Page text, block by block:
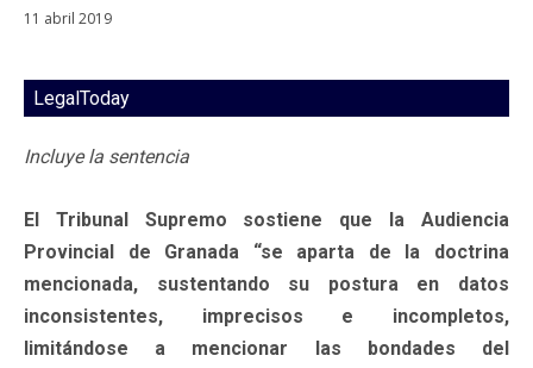
11 abril 2019
LegalToday
Incluye la sentencia
El Tribunal Supremo sostiene que la Audiencia
Provincial de Granada “se aparta de la doctrina
mencionada, sustentando su postura en datos
inconsistentes, imprecisos e incompletos,
limitándose a mencionar las bondades del